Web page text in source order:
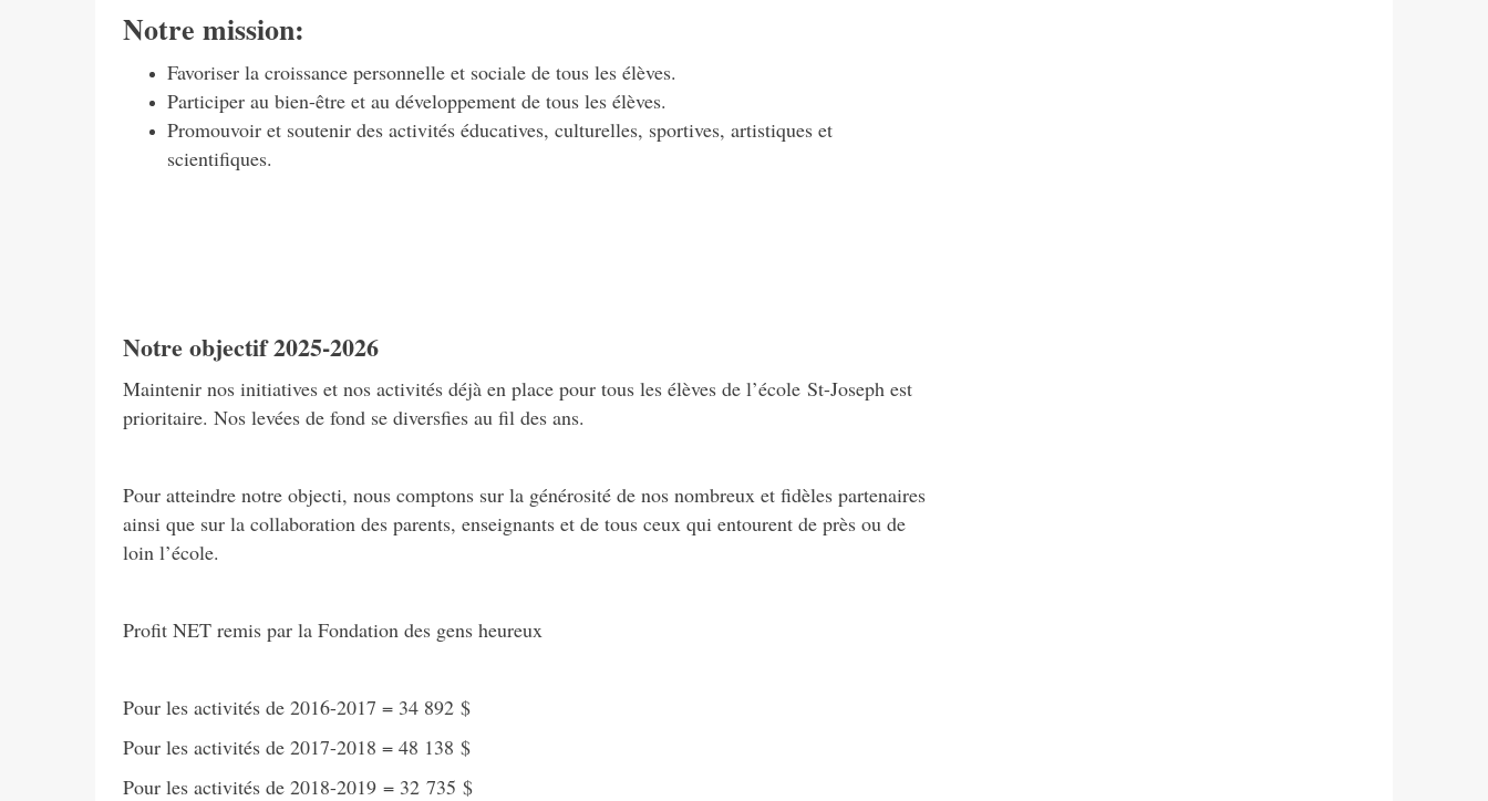
Notre mission:
Favoriser la croissance personnelle et sociale de tous les élèves.
Participer au bien-être et au développement de tous les élèves.
Promouvoir et soutenir des activités éducatives, culturelles, sportives, artistiques et
scientifiques.
Notre objectif 2025-2026
Maintenir nos initiatives et nos activités déjà en place pour tous les élèves de l’école St-Joseph est
prioritaire. Nos levées de fond se diversfies au fil des ans.
Pour atteindre notre objecti, nous comptons sur la générosité de nos nombreux et fidèles partenaires
ainsi que sur la collaboration des parents, enseignants et de tous ceux qui entourent de près ou de
loin l’école.
Profit NET remis par la Fondation des gens heureux
Pour les activités de 2016-2017 = 34 892 $
Pour les activités de 2017-2018 = 48 138 $
Pour les activités de 2018-2019 = 32 735 $